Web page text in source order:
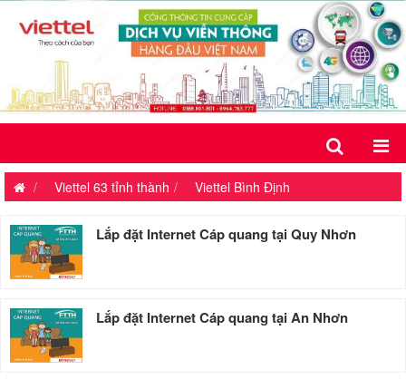
Viettel 63 tỉnh thành Viettel Bình Định
Lắp đặt Internet Cáp quang tại Quy Nhơn
Lắp đặt Internet Cáp quang tại An Nhơn